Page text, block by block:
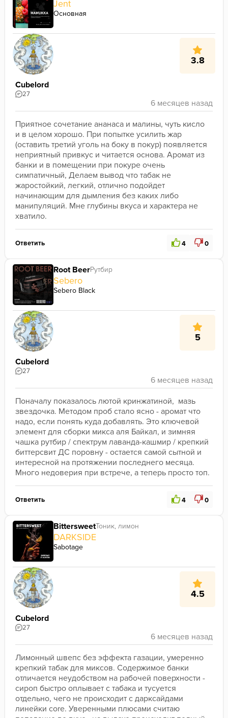
Jent
Основная
3.8
Cubelord
27
Приятное сочетание ананаса и малины, чуть кисло
и в целом хорошо. При попытке усилить жар
(оставить третий уголь на боку в покур) появляется
неприятный привкус и читается основа. Аромат из
банки и в помещении при покуре очень
симпатичный, Делаем вывод что табак не
жаростойкий, легкий, отлично подойдет
начинающим для дымления без каких либо
манипуляций. Мне глубины вкуса и характера не
хватило.
Ответить 4 0
Root BeerРутбир
Sebero
Sebero Black
5
Cubelord
27
Поначалу показалось лютой кринжатиной,  мазь
звездочка. Методом проб стало ясно - аромат что
надо, если понять куда добавлять. Это ключевой
элемент для сборки микса аля Байкал, и зимняя
чашка рутбир / спектрум лаванда-кашмир / крепкий
биттерсвит ДС поровну - остается самой сытной и
интересной на протяжении последнего месяца.
Много недоверия при встрече, а теперь просто топ.
Ответить 4 0
BittersweetТоник, лимон
DARKSIDE
Sabotage
4.5
Cubelord
27
Лимонный швепс без эффекта газации, умеренно
крепкий табак для миксов. Содержимое банки
отличается неудобством на рабочей поверхности -
сироп быстро оплывает с табака и тусуется
отдельно, чего не происходит с дарксайдами
линейки core. Уверенными плюсами считаю